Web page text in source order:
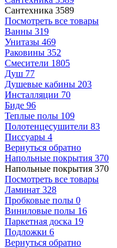
Сантехника 3589
Посмотреть все товары
Ванны 319
Унитазы 469
Раковины 352
Смесители 1805
Душ 77
Душевые кабины 203
Инсталляции 70
Биде 96
Теплые полы 109
Полотенцесушители 83
Писсуары 4
Вернуться обратно
Напольные покрытия 370
Напольные покрытия 370
Посмотреть все товары
Ламинат 328
Пробковые полы 0
Виниловые полы 16
Паркетная доска 19
Подложки 6
Вернуться обратно